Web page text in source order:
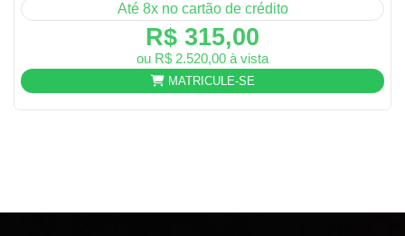
Até 8x no cartão de crédito
R$ 315,00
ou R$ 2.520,00 à vista
MATRICULE-SE